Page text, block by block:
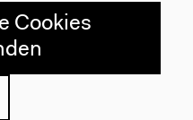
Cookies